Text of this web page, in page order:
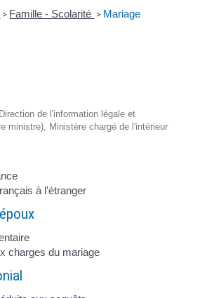
> Famille - Scolarité > Mariage
de l'information légale et
ministre), Ministère chargé de l'intérieur
à l'étranger
charges du mariage